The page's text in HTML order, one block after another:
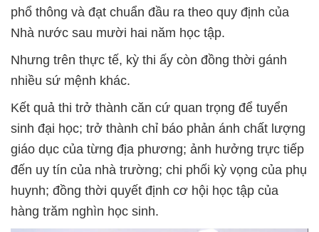
phổ thông và đạt chuẩn đầu ra theo quy định của
Nhà nước sau mười hai năm học tập.
Nhưng trên thực tế, kỳ thi ấy còn đồng thời gánh
nhiều sứ mệnh khác.
Kết quả thi trở thành căn cứ quan trọng để tuyển
sinh đại học; trở thành chỉ báo phản ánh chất lượng
giáo dục của từng địa phương; ảnh hưởng trực tiếp
đến uy tín của nhà trường; chi phối kỳ vọng của phụ
huynh; đồng thời quyết định cơ hội học tập của
hàng trăm nghìn học sinh.